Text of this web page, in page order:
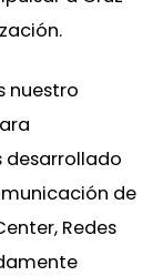
nuestro
desarrollado
de
Redes